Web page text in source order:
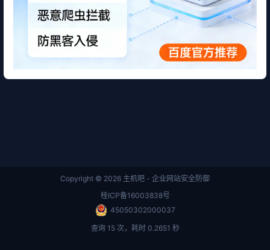
Copyright © 2026 主机吧 - 企业网站安全防御
桂ICP备16003838号
45050302000037
查询 15 次，耗时 0.2651 秒